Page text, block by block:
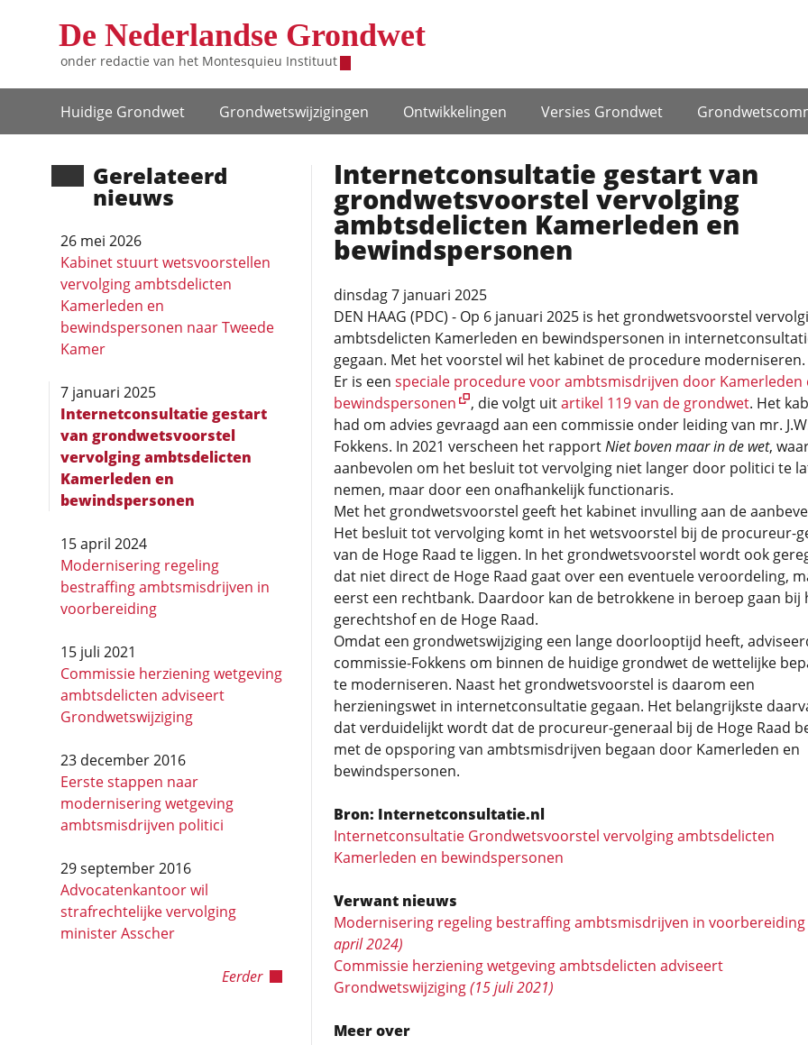
De Nederlandse Grondwet
onder redactie van het Montesquieu Instituut
Hoofdnavigatie
Huidige Grondwet Grondwets­wijzigingen Ontwikke­lingen Versies Grondwet
Gerela­teerd
nieuws
26 mei 2026
Kabinet stuurt wetsvoorstellen
vervolging ambtsdelicten
Kamerleden en
bewindspersonen naar Tweede
Kamer
7 januari 2025
Internetconsultatie gestart
van grondwetsvoorstel
vervolging ambtsdelicten
Kamerleden en
bewindspersonen
15 april 2024
Modernisering regeling
bestraffing ambtsmisdrijven in
voorbereiding
15 juli 2021
Commissie herziening wetgeving
ambts­­delicten adviseert
Grondwetswijziging
23 december 2016
Eerste stappen naar
modernisering wetgeving
ambtsmisdrijven politici
29 september 2016
Advocatenkantoor wil
strafrechtelijke vervolging
minister Asscher
Eerder
Internetconsultatie gestart van
grondwetsvoorstel vervolging
ambtsdelicten Kamerleden en
bewindspersonen
dinsdag 7 januari 2025
DEN HAAG (PDC) - Op 6 januari 2025 is het grondwetsvoorstel
ambtsdelicten Kamerleden en bewindspersonen in
gegaan. Met het voorstel wil het kabinet de procedure moderniseren.
Er is een speciale procedure voor ambtsmisdrijven door Kamerleden
bewindspersonen
, die volgt uitartikel 119 van de grondwet. Het
had om advies gevraagd aan een commissie onder leiding van mr.
Fokkens. In 2021 verscheen het rapportNiet boven maar in de wet,
aanbevolen om het besluit tot vervolging niet langer door politici te
nemen, maar door een onafhankelijk functionaris.
Met het grondwetsvoorstel geeft het kabinet invulling aan de
Het besluit tot vervolging komt in het wetsvoorstel bij de procureur-
van de Hoge Raad te liggen. In het grondwetsvoorstel wordt ook
dat niet direct de Hoge Raad gaat over een eventuele veroordeling,
eerst een rechtbank. Daardoor kan de betrokkene in beroep gaan bij
gerechtshof en de Hoge Raad.
Omdat een grondwetswijziging een lange doorlooptijd heeft,
commissie-Fokkens om binnen de huidige grondwet de wettelijke
te moderniseren. Naast het grondwetsvoorstel is daarom een
herzieningswet in internetconsultatie gegaan. Het belangrijkste
dat verduidelijkt wordt dat de procureur-generaal bij de Hoge Raad
met de opsporing van ambtsmisdrijven begaan door Kamerleden en
bewindspersonen.
Bron: Internetconsultatie.nl
Internetconsultatie Grondwetsvoorstel vervolging ambtsdelicten
Kamerleden en bewindspersonen
Verwant nieuws
Modernisering regeling bestraffing ambtsmisdrijven in voorbereiding
april 2024)
Commissie herziening wetgeving ambts­­delicten adviseert
Grondwetswijziging(15 juli 2021)
Meer over